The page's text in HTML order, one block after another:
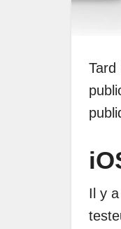
Tard
Il y